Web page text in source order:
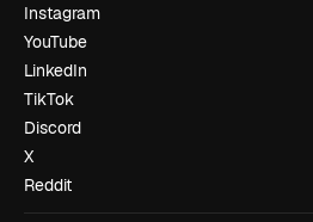
Instagram
YouTube
LinkedIn
TikTok
Discord
X
Reddit